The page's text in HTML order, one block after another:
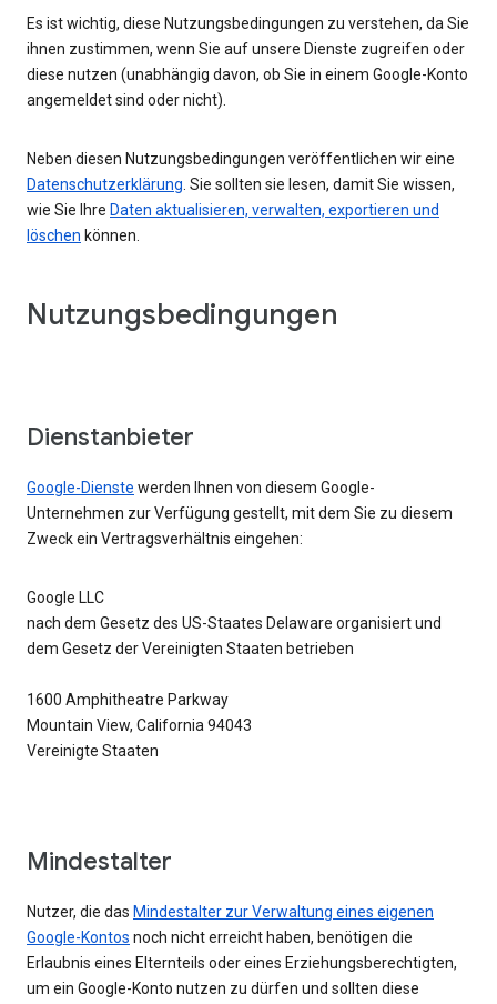
Es ist wichtig, diese Nutzungsbedingungen zu verstehen, da Sie
ihnen zustimmen, wenn Sie auf unsere Dienste zugreifen oder
diese nutzen (unabhängig davon, ob Sie in einem Google-Konto
angemeldet sind oder nicht).
Neben diesen Nutzungsbedingungen veröffentlichen wir eine
Datenschutzerklärung . Sie sollten sie lesen, damit Sie wissen,
wie Sie Ihre Daten aktualisieren, verwalten, exportieren und
löschen können.
Nutzungsbedingungen
Dienstanbieter
Google-Dienste werden Ihnen von diesem Google-
Unternehmen zur Verfügung gestellt, mit dem Sie zu diesem
Zweck ein Vertragsverhältnis eingehen:
Google LLC
nach dem Gesetz des US-Staates Delaware organisiert und
dem Gesetz der Vereinigten Staaten betrieben
1600 Amphitheatre Parkway
Mountain View, California 94043
Vereinigte Staaten
Mindestalter
Nutzer, die das Mindestalter zur Verwaltung eines eigenen
Google-Kontos noch nicht erreicht haben, benötigen die
Erlaubnis eines Elternteils oder eines Erziehungsberechtigten,
um ein Google-Konto nutzen zu dürfen und sollten diese